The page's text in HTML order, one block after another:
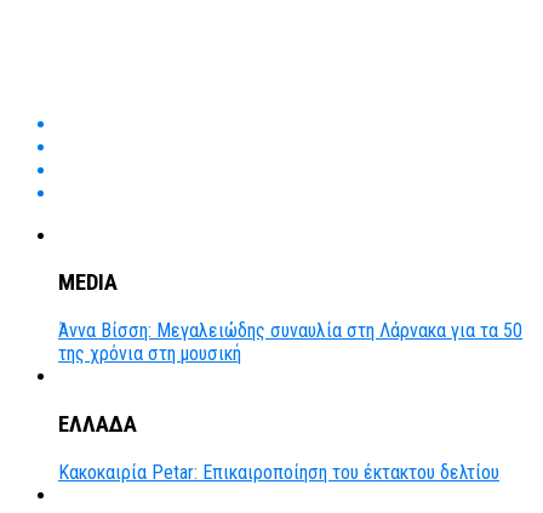
MEDIA
Άννα Βίσση: Μεγαλειώδης συναυλία στη Λάρνακα για τα 50
της χρόνια στη μουσική
ΕΛΛΑΔΑ
Κακοκαιρία Petar: Επικαιροποίηση του έκτακτου δελτίου